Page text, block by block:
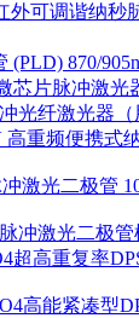
外可调谐纳秒
(PLD) 870/
芯片脉冲激光
光纤激光器
高重频便携式
激光二极管
冲激光二极
超高重复率
高能紧凑型